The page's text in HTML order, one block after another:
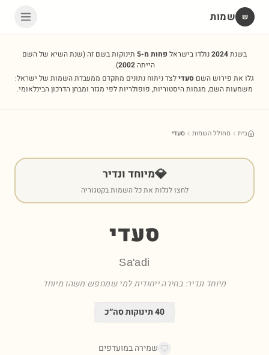
שׁ שמות
בשנת2024נולדו בישראל פחות מ-5 תינוקות בשם זה(שנת השיא של השם
הייתה2002
).
גלו את פירוש השם סעדילצד ניתוח נתונים מתקדם ממעבדת השמות של ישראל:
משמעות השם, מגמות היסטוריות, פופולריות לפי מגזר ומבחן הדרכון הבינלאומי.
בית מחולל השמות סעדי
💎מיוחד ונדיר
לחצו לגלות את כל השמות בקטגוריה
סעדי
Sa'adi
מיוחד ונדיר: בחירה ייחודית למי שמחפש משהו מיוחד
40תינוקות סה״כ
שמירה במועדפים